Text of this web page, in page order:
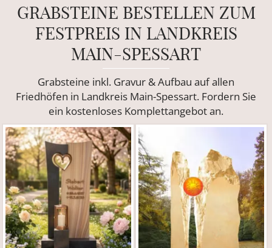
GRABSTEINE BESTELLEN ZUM
FESTPREIS IN LANDKREIS
MAIN-SPESSART
Grabsteine inkl. Gravur & Aufbau auf allen
Friedhöfen in Landkreis Main-Spessart. Fordern Sie
ein kostenloses Komplettangebot an.